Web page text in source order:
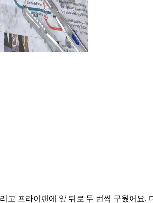
고 프라이팬에 앞 뒤로 두 번씩 구웠어요